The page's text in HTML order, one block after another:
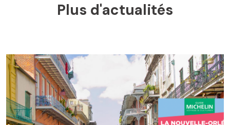
Plus d'actualités